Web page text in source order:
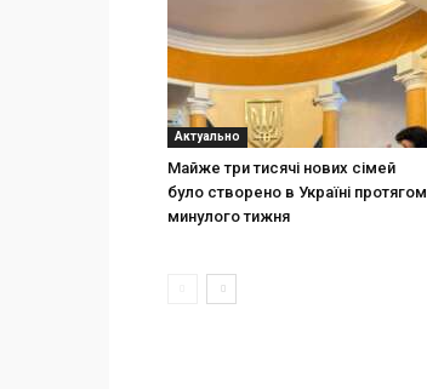
Актуально
Майже три тисячі нових сімей
було створено в Україні протягом
минулого тижня